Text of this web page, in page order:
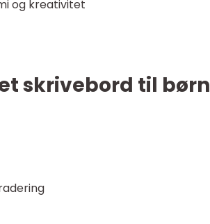
og kreativitet
skrivebord til børn